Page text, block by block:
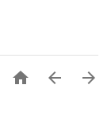
  